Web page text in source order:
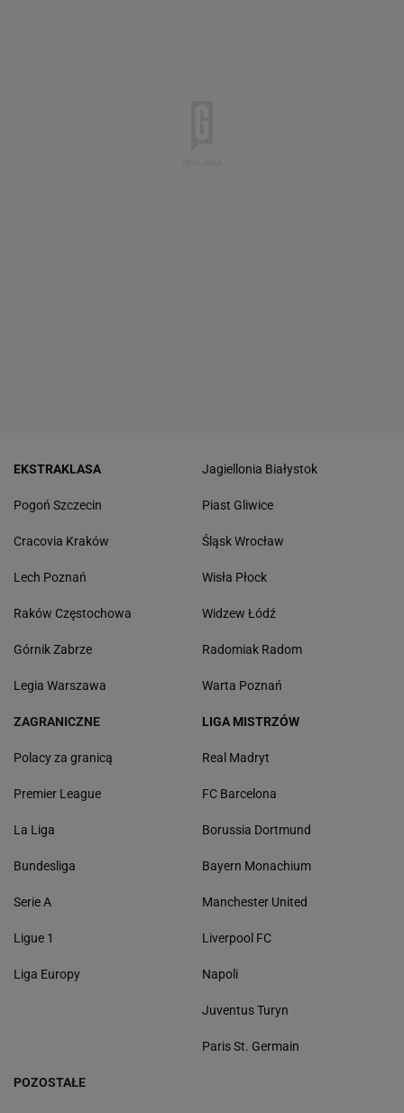
EKSTRAKLASA
Pogoń Szczecin
Cracovia Kraków
Lech Poznań
Raków Częstochowa
Górnik Zabrze
Legia Warszawa
Jagiellonia Białystok
Piast Gliwice
Śląsk Wrocław
Wisła Płock
Widzew Łódź
Radomiak Radom
Warta Poznań
ZAGRANICZNE
Polacy za granicą
Premier League
La Liga
Bundesliga
Serie A
Ligue 1
Liga Europy
LIGA MISTRZÓW
Real Madryt
FC Barcelona
Borussia Dortmund
Bayern Monachium
Manchester United
Liverpool FC
Napoli
Juventus Turyn
Paris St. Germain
POZOSTAŁE